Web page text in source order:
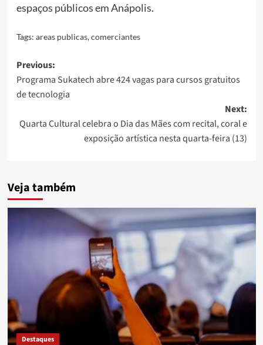
espaços públicos em Anápolis.
Tags: areas publicas,comerciantes
Post
navigation
Previous:
Programa Sukatech abre 424 vagas para cursos gratuitos
de tecnologia
Next:
Quarta Cultural celebra o Dia das Mães com recital, coral e
exposição artística nesta quarta-feira (13)
Veja também
Destaques